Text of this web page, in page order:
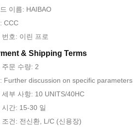
이름: HAIBAO
CCC
번호: 이린 프로
& Shipping Terms
주문 수량: 2
Further discussion on specific parameters
세부 사항: 10 UNITS/40HC
시간: 15-30 일
조건: 전신환, L/C (신용장)